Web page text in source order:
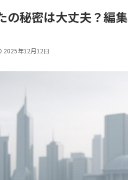
秘密は大丈夫？編集
2025年12月12日